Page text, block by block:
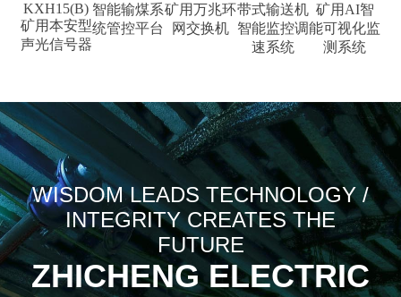
KXH15(B)
矿用本安型
声光信号器
智能输煤系
统管控平台
矿用万兆环
网交换机
带式输送机
智能监控调
速系统
矿用AI智
能可视化监
测系统
WISDOM LEADS TECHNOLOGY /
INTEGRITY CREATES THE
FUTURE
ZHICHENG ELECTRIC